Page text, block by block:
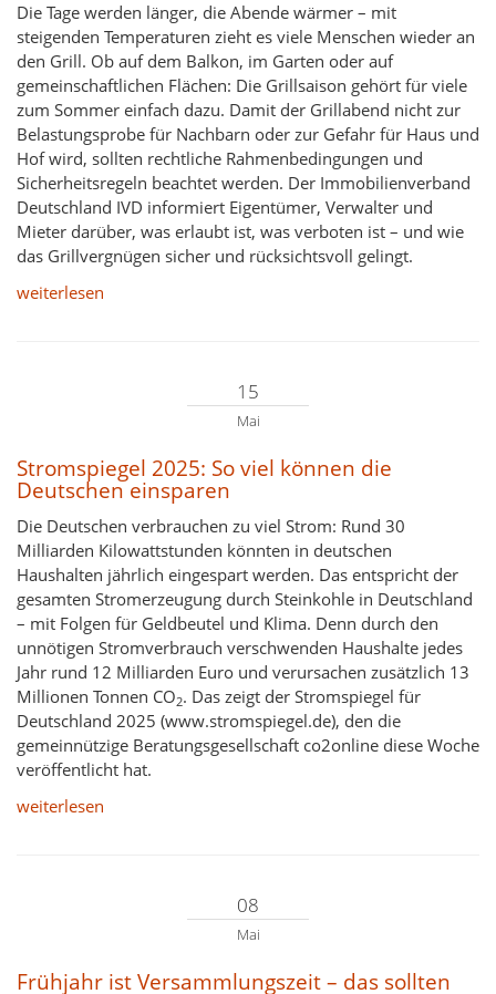
Die Tage werden länger, die Abende wärmer – mit
steigenden Temperaturen zieht es viele Menschen wieder an
den Grill. Ob auf dem Balkon, im Garten oder auf
gemeinschaftlichen Flächen: Die Grillsaison gehört für viele
zum Sommer einfach dazu. Damit der Grillabend nicht zur
Belastungsprobe für Nachbarn oder zur Gefahr für Haus und
Hof wird, sollten rechtliche Rahmenbedingungen und
Sicherheitsregeln beachtet werden. Der Immobilienverband
Deutschland IVD informiert Eigentümer, Verwalter und
Mieter darüber, was erlaubt ist, was verboten ist – und wie
das Grillvergnügen sicher und rücksichtsvoll gelingt.
weiterlesen
15
Mai
Stromspiegel 2025: So viel können die
Deutschen einsparen
Die Deutschen verbrauchen zu viel Strom: Rund 30
Milliarden Kilowattstunden könnten in deutschen
Haushalten jährlich eingespart werden. Das entspricht der
gesamten Stromerzeugung durch Steinkohle in Deutschland
– mit Folgen für Geldbeutel und Klima. Denn durch den
unnötigen Stromverbrauch verschwenden Haushalte jedes
Jahr rund 12 Milliarden Euro und verursachen zusätzlich 13
Millionen Tonnen CO2. Das zeigt der Stromspiegel für
Deutschland 2025 (www.stromspiegel.de), den die
gemeinnützige Beratungsgesellschaft co2online diese Woche
veröffentlicht hat.
weiterlesen
08
Mai
Frühjahr ist Versammlungszeit – das sollten